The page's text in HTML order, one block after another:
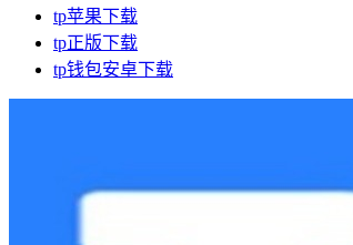
tp苹果下载
tp正版下载
tp钱包安卓下载